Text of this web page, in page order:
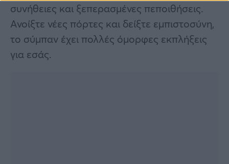
συνήθειες και ξεπερασμένες πεποιθήσεις.
Ανοίξτε νέες πόρτες και δείξτε εμπιστοσύνη,
το σύμπαν έχει πολλές όμορφες εκπλήξεις
για εσάς.